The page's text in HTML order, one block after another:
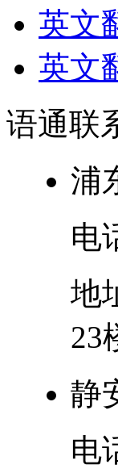
英文
英文
语通联
浦
电
地
23
静
电